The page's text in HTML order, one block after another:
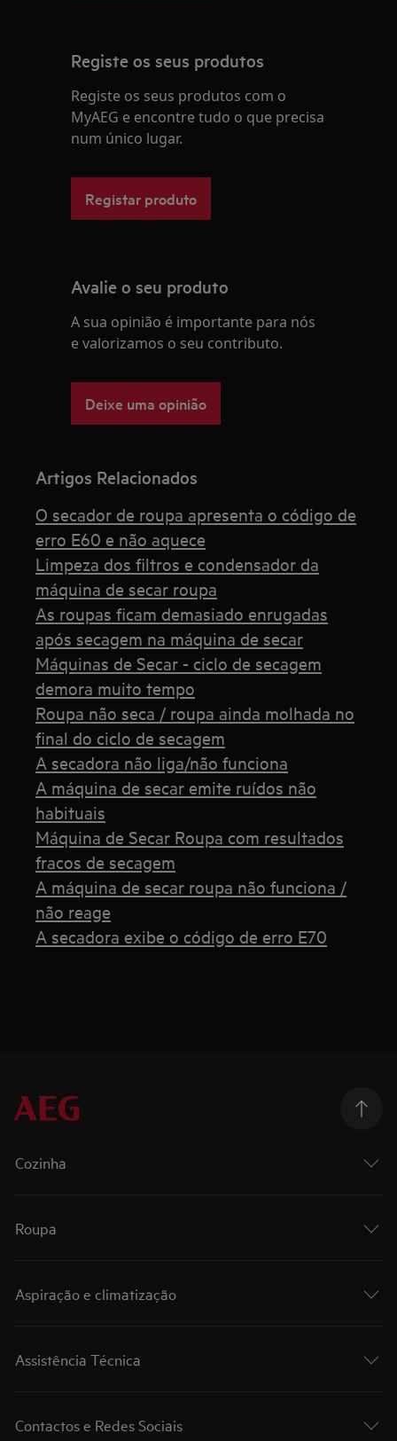
Registe os seus produtos
Registe os seus produtos com o
MyAEG e encontre tudo o que precisa
num único lugar.
Registar produto
Avalie o seu produto
A sua opinião é importante para nós
e valorizamos o seu contributo.
Deixe uma opinião
Artigos Relacionados
O secador de roupa apresenta o código de
erro E60 e não aquece
Limpeza dos filtros e condensador da
máquina de secar roupa
As roupas ficam demasiado enrugadas
após secagem na máquina de secar
Máquinas de Secar - ciclo de secagem
demora muito tempo
Roupa não seca / roupa ainda molhada no
final do ciclo de secagem
A secadora não liga/não funciona
A máquina de secar emite ruídos não
habituais
Máquina de Secar Roupa com resultados
fracos de secagem
A máquina de secar roupa não funciona /
não reage
A secadora exibe o código de erro E70
Cozinha
Roupa
Aspiração e climatização
Assistência Técnica
Contactos e Redes Sociais